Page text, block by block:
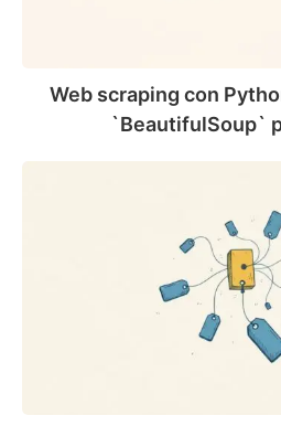
Web scraping con
`BeautifulSoup`
en
—
La
guía